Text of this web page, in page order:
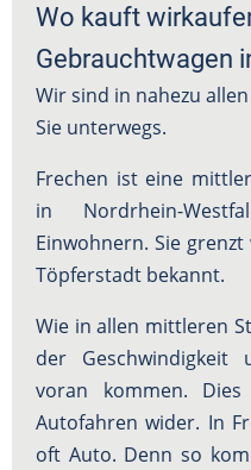
Wo kauft
Gebrauchtwagen
Wir sind in nahezu
Sie unterwegs.
Frechen ist eine
in Nordrhein-
Einwohnern. Sie
Töpferstadt bekannt.
Wie in allen mittleren
der
voran kommen.
Autofahren wider. In
oft Auto. Denn so